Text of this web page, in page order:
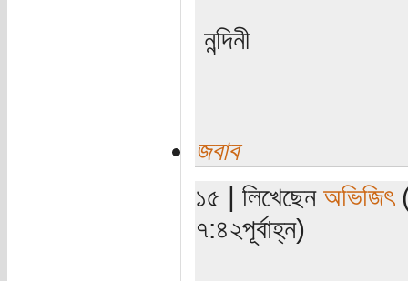
নন্দিনী
জবাব
১৫ | লিখেছেন অভিজিৎ
৭:৪২পূর্বাহ্ন)